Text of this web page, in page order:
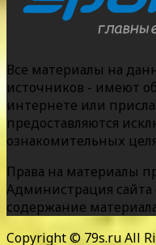
Все материалы на
источников - имеют
интернете или
предоставляются
ознакомительных
Права на материалы
Администрация сайта
содержание
Copyright © 79s.ru All